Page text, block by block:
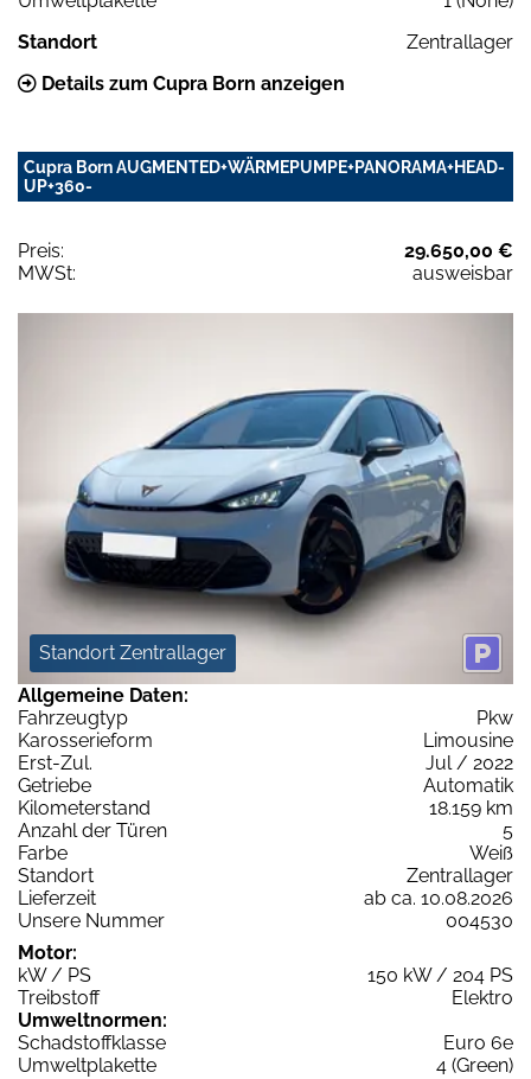
Standort
Zentrallager
Details zum Cupra Born anzeigen
Cupra Born AUGMENTED+WÄRMEPUMPE+PANORAMA+HEAD-
UP+360-
Preis:
29.650,00 €
MWSt:
ausweisbar
Standort Zentrallager
Allgemeine Daten:
Fahrzeugtyp
Pkw
Karosserieform
Limousine
Erst-Zul.
Jul / 2022
Getriebe
Automatik
Kilometerstand
18.159 km
Anzahl der Türen
5
Farbe
Weiß
Standort
Zentrallager
Lieferzeit
ab ca. 10.08.2026
Unsere Nummer
004530
Motor:
kW / PS
150 kW / 204 PS
Treibstoff
Elektro
Umweltnormen:
Schadstoffklasse
Euro 6e
Umweltplakette
4 (Green)